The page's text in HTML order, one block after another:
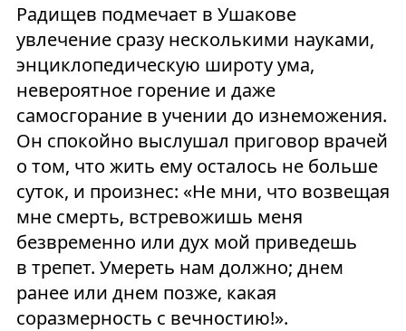
Радищев подмечает в Ушакове
увлечение сразу несколькими науками,
энциклопедическую широту ума,
невероятное горение и даже
самосгорание в учении до изнеможения.
Он спокойно выслушал приговор врачей
о том, что жить ему осталось не больше
суток, и произнес: «Не мни, что возвещая
мне смерть, встревожишь меня
безвременно или дух мой приведешь
в трепет. Умереть нам должно; днем
ранее или днем позже, какая
соразмерность с вечностию!».